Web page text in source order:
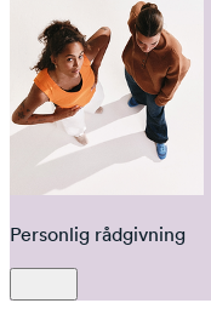
Personlig rådgivning